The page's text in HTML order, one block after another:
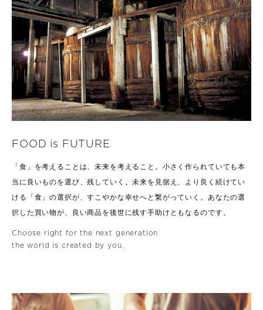
FOOD is FUTURE
「食」を考えることは、未来を考えること。 小さく作られていても本
当に良いものを選び、残していく。未来を見据え、より良く 続けてい
ける「食」の選択が、すこやかな幸せへと繋がっていく。 あなたの選
択した買い物が、良い商品を後世に残す手助けともなるのです。
Choose right for the next generation
the world is created by you.